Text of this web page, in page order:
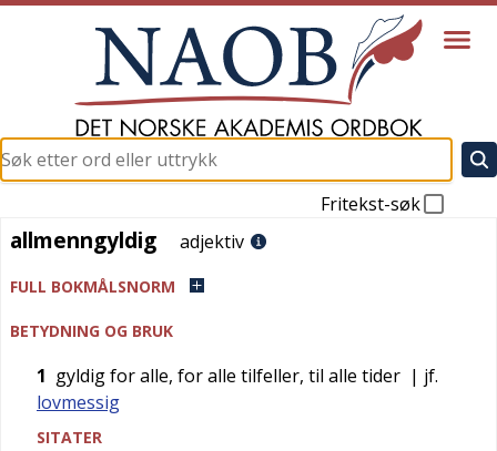
Fritekst-søk
allmenngyldig
allmenngyldig adjektiv
FULL BOKMÅLSNORM
BETYDNING OG BRUK
1 gyldig for alle, for alle tilfeller, til alle tider | jf.
lovmessig
SITATER